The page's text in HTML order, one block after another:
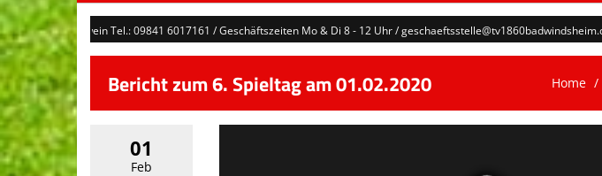
Hegwein Tel.: 09841 6017161 / Geschäftszeiten Mo & Di 8 - 12 Uhr / geschaeftsstelle@tv1860badwindsheim.de +++
Bericht zum 6. Spieltag am 01.02.2020 Home
01
Feb